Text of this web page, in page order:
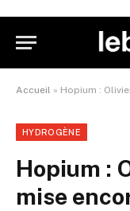
Accueil » Hopium :
HYDROGÈNE
Hopium :
mise